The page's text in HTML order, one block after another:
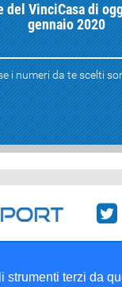
strumenti terzi da
del VinciCasa di
gennaio 2020
i numeri da te scelti